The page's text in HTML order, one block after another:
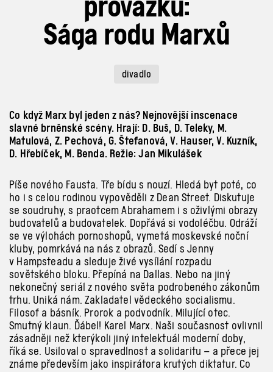
Sága rodu Marxů
divadlo
Co když Marx byl jeden z nás? Nejnovější inscenace
slavné brněnské scény. Hrají: D. Buš, D. Teleky, M.
Matulová, Z. Pechová, G. Štefanová, V. Hauser, V. Kuzník,
D. Hřebíček, M. Benda. Režie: Jan Mikulášek
Píše nového Fausta. Tře bídu s nouzí. Hledá byt poté, co
ho i s celou rodinou vypověděli z Dean Street. Diskutuje
se soudruhy, s praotcem Abrahamem i s oživlými obrazy
budovatelů a budovatelek. Dopřává si vodoléčbu. Odráží
se ve výlohách pornoshopů, vymetá moskevské noční
kluby, pomrkává na nás z obrazů. Sedí s Jenny
v Hampsteadu a sleduje živé vysílání rozpadu
sovětského bloku. Přepíná na Dallas. Nebo na jiný
nekonečný seriál z nového světa podrobeného zákonům
trhu. Uniká nám. Zakladatel vědeckého socialismu.
Filosof a básník. Prorok a podvodník. Milující otec.
Smutný klaun. Ďábel! Karel Marx. Naši současnost ovlivnil
zásadněji než kterýkoli jiný intelektuál moderní doby,
říká se. Usiloval o spravedlnost a solidaritu – a přece jej
známe především jako inspirátora krutých diktatur. Co